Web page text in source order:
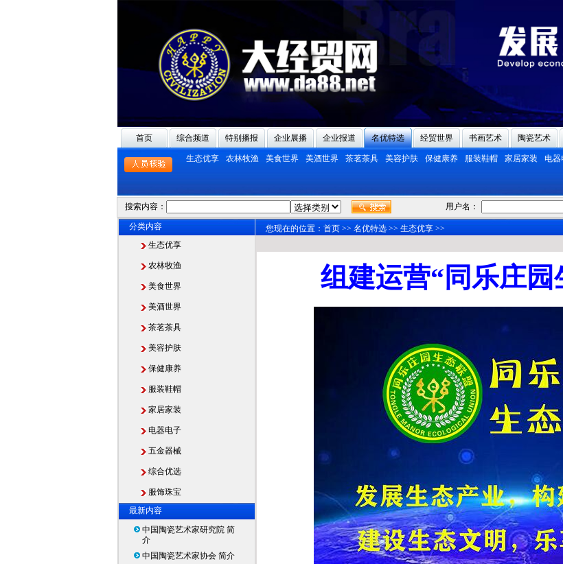
首页 综合频道 特别播报 企业展播 企业报道 名优特选 经贸世界 书画艺术 陶瓷艺术
生态优享 农林牧渔 美食世界 美酒世界 茶茗茶具 美容护肤 保健康养 服装鞋帽 家居家装 电器
搜索内容： 用户名：
分类内容
生态优享
农林牧渔
美食世界
美酒世界
茶茗茶具
美容护肤
保健康养
服装鞋帽
家居家装
电器电子
五金器械
综合优选
服饰珠宝
最新内容
中国陶瓷艺术家研究院 简
介
中国陶瓷艺术家协会 简介
您现在的位置： 首页 >> 名优特选 >> 生态优享 >>
组建运营“同乐庄